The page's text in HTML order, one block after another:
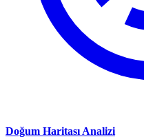
Doğum Haritası Analizi